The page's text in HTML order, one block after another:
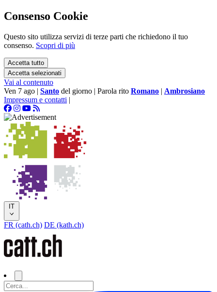
Consenso Cookie
Questo sito utilizza servizi di terze parti che richiedono il tuo
consenso. Scopri di più
Accetta tutto
Accetta selezionati
Vai al contenuto
Ven 7 ago | Santo del giorno | Parola rito Romano | Ambrosiano
Impressum e contatti |
IT
FR (cath.ch) DE (kath.ch)